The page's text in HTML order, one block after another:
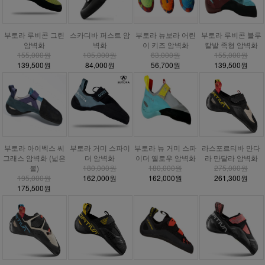
부토라 루비콘 그린
암벽화
155,000원
139,500원
스카디바 퍼스트 암
벽화
105,000원
84,000원
부토라 뉴보라 어린
이 키즈 암벽화
63,000원
56,700원
부토라 루비콘 블루
칼발 족형 암벽화
155,000원
139,500원
부토라 아이벡스 씨
그래스 암벽화 (넓은
볼)
195,000원
175,500원
부토라 거미 스파이
더 암벽화
180,000원
162,000원
부토라 뉴 거미 스파
이더 옐로우 암벽화
180,000원
162,000원
라스포르티바 만다
라 만달라 암벽화
275,000원
261,300원